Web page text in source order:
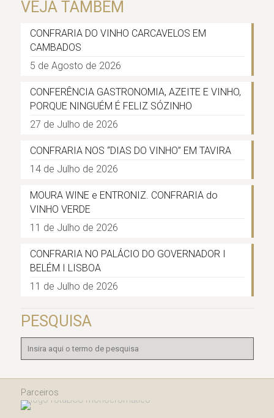
VEJA TAMBÉM
CONFRARIA DO VINHO CARCAVELOS EM
CAMBADOS
5 de Agosto de 2026
CONFERÊNCIA GASTRONOMIA, AZEITE E VINHO,
PORQUE NINGUÉM É FELIZ SÓZINHO
27 de Julho de 2026
CONFRARIA NOS “DIAS DO VINHO” EM TAVIRA
14 de Julho de 2026
MOURA WINE e ENTRONIZ. CONFRARIA do
VINHO VERDE
11 de Julho de 2026
CONFRARIA NO PALÁCIO DO GOVERNADOR I
BELÉM I LISBOA
11 de Julho de 2026
PESQUISA
Parceiros